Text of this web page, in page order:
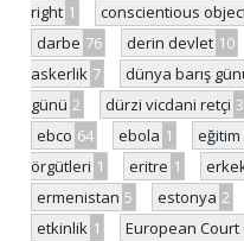
right 1 conscientious
darbe 76 derin devlet 10
askerlik 7 dünya barış
günü 2 dürzi vicdani retçi 3
ebco 64 ebola 1 eğitim
örgütleri 1 eritre 1
ermenistan 5 estonya 2
etkinlik 1 European Court